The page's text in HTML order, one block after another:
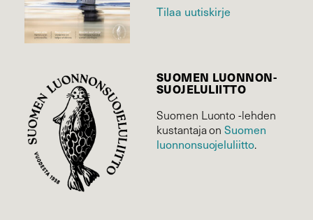
Tilaa uutiskirje
SUOMEN LUONNON­
SUOJELU­LIITTO
Suomen Luonto -lehden
kustantaja onSuomen
luonnonsuojelu­liitto.